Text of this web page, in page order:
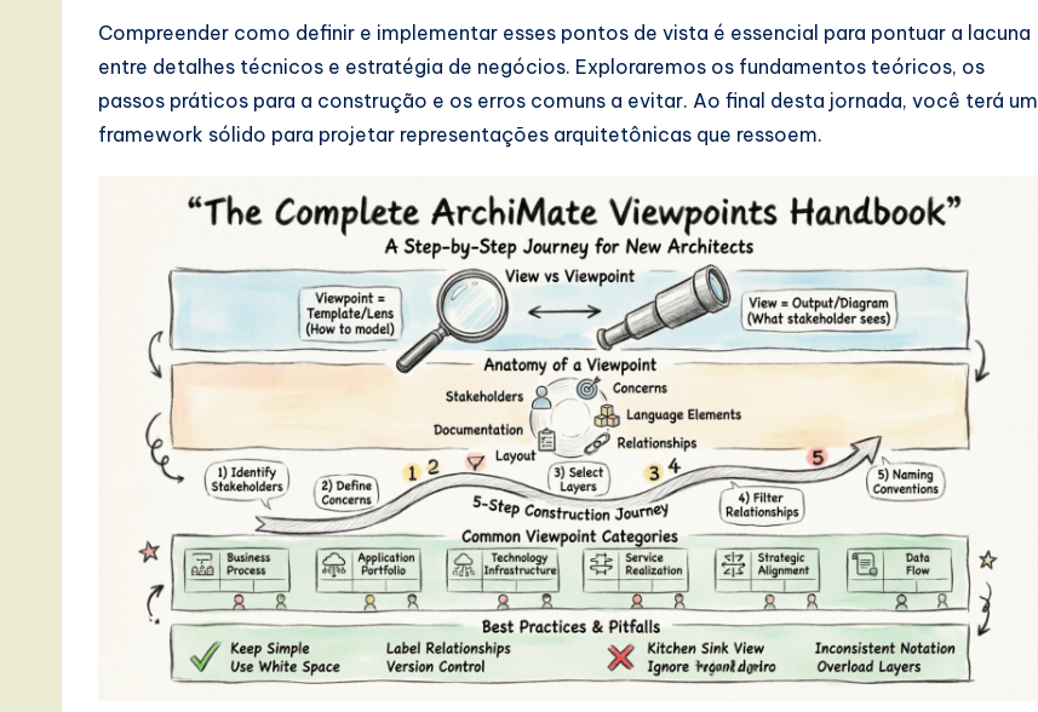
Compreender como definir e implementar esses pontos de vista é essencial para pontuar a lacuna
entre detalhes técnicos e estratégia de negócios. Exploraremos os fundamentos teóricos, os
passos práticos para a construção e os erros comuns a evitar. Ao final desta jornada, você terá um
framework sólido para projetar representações arquitetônicas que ressoem.